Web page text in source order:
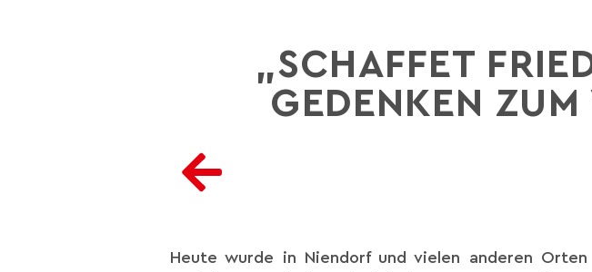
„SCHAFFET
GEDENKEN
Heute wurde in Niendorf und vielen anderen